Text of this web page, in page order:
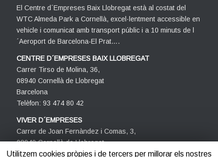
El Centre d´Empreses Baix Llobregat està al costat del
WTC Almeda Park a Cornellà, excel·lentment accessible en
vehicle i comunicat amb transport públic i a 10 minuts de l
´Aeroport de Barcelona-El Prat….
CENTRE D´EMPRESES BAIX LLOBREGAT
Carrer Tirso de Molina, 36,
08940 Cornellà de Llobregat
Barcelona
Telèfon: 93 474 80 42
VIVER D´EMPRESES
Carrer de Joan Fernàndez i Comas, 3,
08940 Cornellà de Llobregat
Barcelona
Utilitzem cookies pròpies i de tercers per millorar els nostres